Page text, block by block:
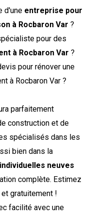
d'une entreprise pour
à Rocbaron Var ?
pour des
à Rocbaron Var ?
pour rénover une
à Rocbaron Var ?
parfaitement
construction et de
spécialisés dans les
bien dans la
neuves
complète. Estimez
gratuitement !
facilité avec une